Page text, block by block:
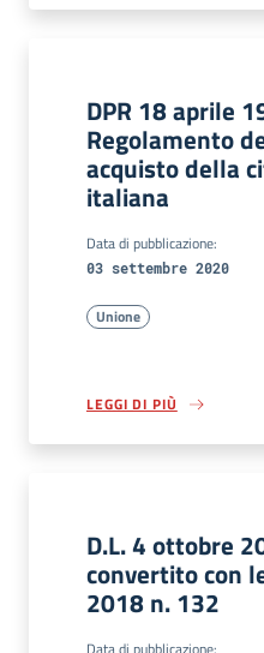
DPR 18 aprile
Regolamento
acquisto della
italiana
Data di pubblicazione:
03 settembre 2020
Unione
LEGGI DI PIÙ
D.L. 4 ottobre
convertito con
2018 n. 132